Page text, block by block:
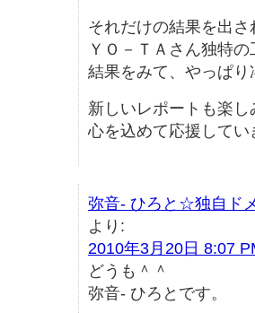
それだけの結果を出
ＹＯ－ＴＡさん独特
結果をみて、やっぱ
新しいレポートも楽
心を込めて応援してい
弥音- ひろと☆独自ド
より:
2010年3月20日 8:07
どうも＾＾
弥音- ひろとです。